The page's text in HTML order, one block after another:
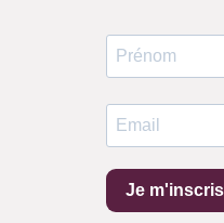
Je m'inscris
de